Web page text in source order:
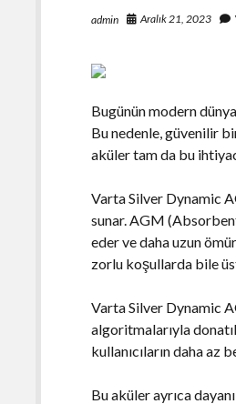
admin Aralık 21, 2023
Bugünün modern
Bu nedenle, güvenilir
aküler tam da bu
Varta Silver Dynamic
sunar. AGM
eder ve daha uzun
zorlu koşullarda bile
Varta Silver Dynamic
algoritmalarıyla
kullanıcıların daha az
Bu aküler ayrıca